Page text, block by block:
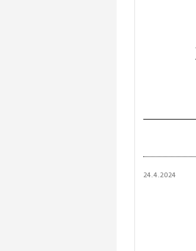
24.4.2024